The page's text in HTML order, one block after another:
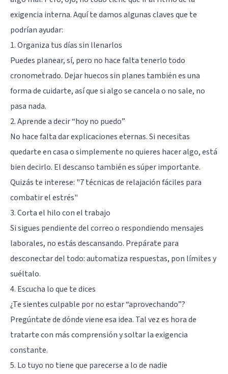
exigencia interna. Aquí te damos algunas claves que te
podrían ayudar:
1. Organiza tus días sin llenarlos
Puedes planear, sí, pero no hace falta tenerlo todo
cronometrado. Dejar huecos sin planes también es una
forma de cuidarte, así que si algo se cancela o no sale, no
pasa nada.
2. Aprende a decir “hoy no puedo”
No hace falta dar explicaciones eternas. Si necesitas
quedarte en casa o simplemente no quieres hacer algo, está
bien decirlo. El descanso también es súper importante.
Quizás te interese: "7 técnicas de relajación fáciles para
combatir el estrés"
3. Corta el hilo con el trabajo
Si sigues pendiente del correo o respondiendo mensajes
laborales, no estás descansando. Prepárate para
desconectar del todo: automatiza respuestas, pon límites y
suéltalo.
4. Escucha lo que te dices
¿Te sientes culpable por no estar “aprovechando”?
Pregúntate de dónde viene esa idea. Tal vez es hora de
tratarte con más comprensión y soltar la exigencia
constante.
5. Lo tuyo no tiene que parecerse a lo de nadie